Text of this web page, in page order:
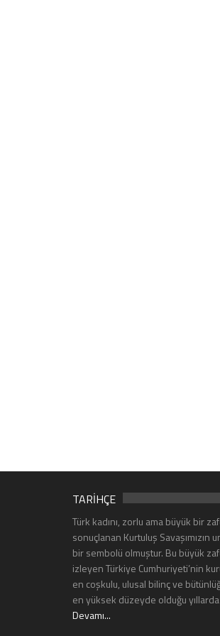
TARİHÇE
Türk kadını, zorlu ama büyük bir
sonuçlanan Kurtuluş Savaşımızın
bir sembolü olmuştur. Bu büyük
izleyen Türkiye Cumhuriyeti’nin
en coşkulu, ulusal bilinç ve
en yüksek düzeyde olduğu
Devamı...